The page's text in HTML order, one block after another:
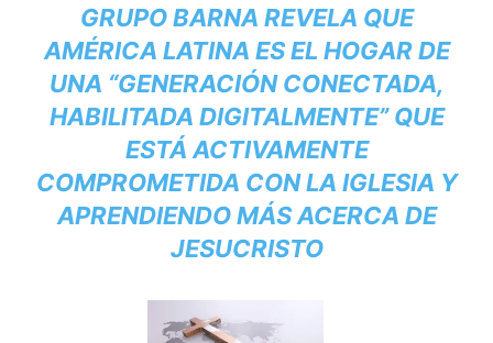
GRUPO BARNA REVELA QUE
AMÉRICA LATINA ES EL HOGAR DE
UNA “GENERACIÓN CONECTADA,
HABILITADA DIGITALMENTE” QUE
ESTÁ ACTIVAMENTE
COMPROMETIDA CON LA IGLESIA Y
APRENDIENDO MÁS ACERCA DE
JESUCRISTO